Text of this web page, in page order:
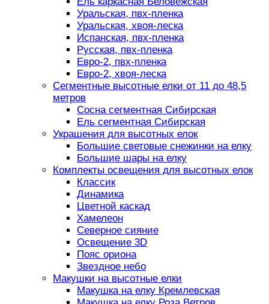
Уральская, пвх-пленка
Уральская, хвоя-леска
Испанская, пвх-пленка
Русская, пвх-пленка
Евро-2, пвх-пленка
Евро-2, хвоя-леска
Сегментные высотные елки от 11 до 48,5
метров
Сосна сегментная Сибирская
Ель сегментная Сибирская
Украшения для высотных елок
Большие световые снежинки на елку
Большие шары на елку
Комплекты освещения для высотных елок
Классик
Динамика
Цветной каскад
Хамелеон
Северное сияние
Освещение 3D
Пояс ориона
Звездное небо
Макушки на высотные елки
Макушка на елку Кремлевская